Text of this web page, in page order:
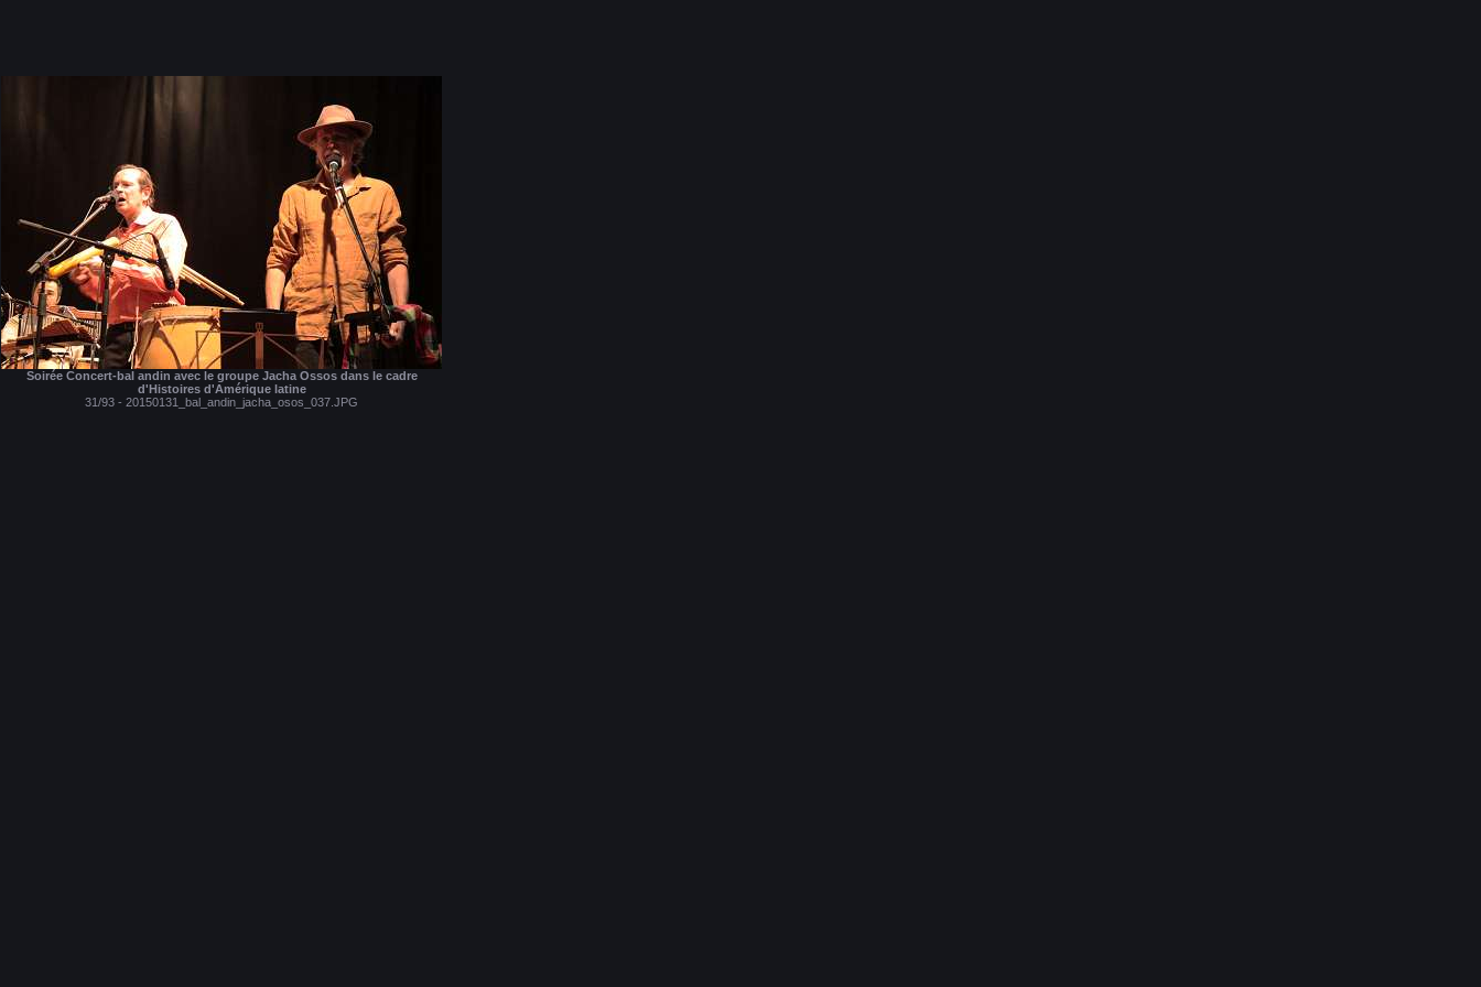
Soirée Concert-bal andin avec le groupe Jacha Ossos dans le cadre
d'Histoires d'Amérique latine
31/93 - 20150131_bal_andin_jacha_osos_037.JPG